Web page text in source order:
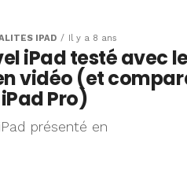
IPAD Il y a 8 ans
iPad testé avec
vidéo (et
Pro)
présenté en